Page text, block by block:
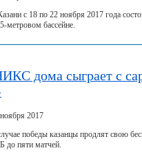
с 18 по 22 ноября 2017 года
метровом бассейне.
дома сыграет с
2017
победы казанцы продлят свою
до пяти матчей.